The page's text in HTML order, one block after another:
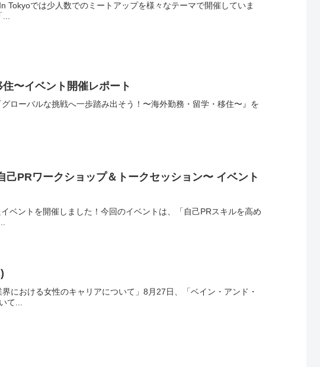
では少人数でのミートアップを様々なテーマで開催していま
...
〜イベント開催レポート
ローバルな挑戦へ一歩踏み出そう！〜海外勤務・留学・移住〜』を
PRワークショップ＆トークセッション〜 イベント
ベントを開催しました！今回のイベントは、「自己PRスキルを高め
における女性のキャリアについて」8月27日、「ベイン・アンド・
て...